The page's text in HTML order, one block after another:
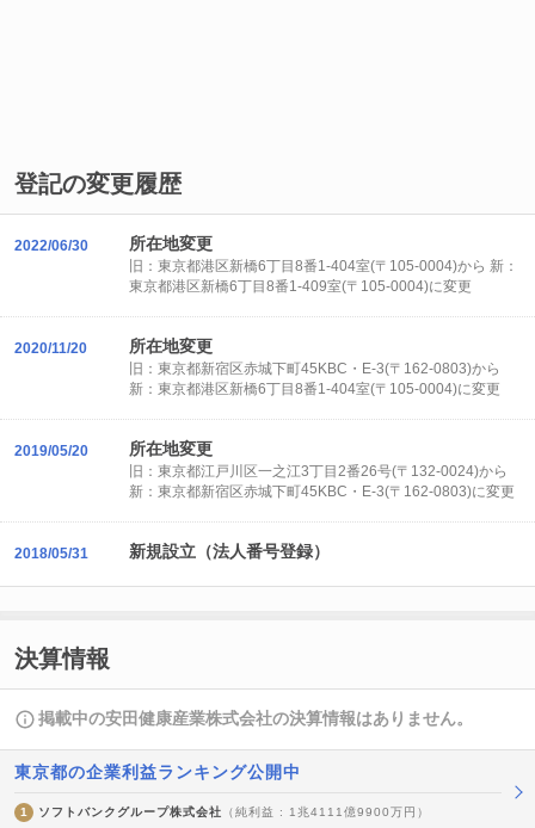
登記の変更履歴
2022/06/30 所在地変更
旧：東京都港区新橋6丁目8番1-404室(〒105-0004)から 新：
東京都港区新橋6丁目8番1-409室(〒105-0004)に変更
2020/11/20 所在地変更
旧：東京都新宿区赤城下町45KBC・E-3(〒162-0803)から
新：東京都港区新橋6丁目8番1-404室(〒105-0004)に変更
2019/05/20 所在地変更
旧：東京都江戸川区一之江3丁目2番26号(〒132-0024)から
新：東京都新宿区赤城下町45KBC・E-3(〒162-0803)に変更
2018/05/31 新規設立（法人番号登録）
決算情報
掲載中の安田健康産業株式会社の決算情報はありません。
東京都の企業利益ランキング公開中
1 ソフトバンクグループ株式会社 （純利益 : 1兆4111億9900万円）